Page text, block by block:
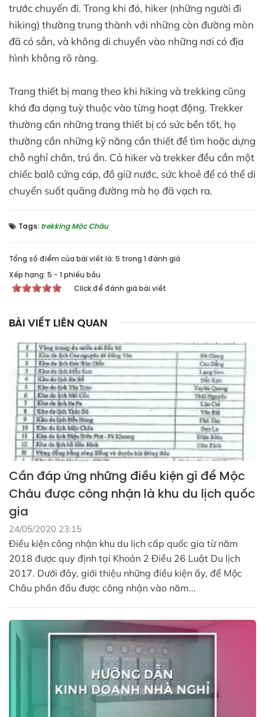
trước chuyến đi. Trong khi đó, hiker (những người đi
hiking) thường trung thành với những còn đường mòn
đã có sẵn, và không di chuyển vào những nơi có địa
hình không rõ ràng.
Trang thiết bị mang theo khi hiking và trekking cũng
khá đa dạng tuỳ thuộc vào từng hoạt động. Trekker
thường cần những trang thiết bị có sức bền tốt, họ
thường cần những kỹ năng cần thiết để tìm hoặc dựng
chỗ nghỉ chân, trú ẩn. Cả hiker và trekker đều cần một
chiếc balô cứng cáp, đồ giữ nước, sức khoẻ để có thể di
chuyển suốt quãng đường mà họ đã vạch ra.
Tags: trekking Mộc Châu
Tổng số điểm của bài viết là: 5 trong 1 đánh giá
Xếp hạng: 5 - 1 phiếu bầu
Click để đánh giá bài viết
BÀI VIẾT LIÊN QUAN
Cần đáp ứng những điều kiện gì để Mộc
Châu được công nhận là khu du lịch quốc
gia
24/05/2020 23:15
Điều kiện công nhận khu du lịch cấp quốc gia từ năm
2018 được quy định tại Khoản 2 Điều 26 Luật Du lịch
2017. Dưới đây, giới thiệu những điều kiện ấy, để Mộc
Châu phấn đấu được công nhận vào năm...